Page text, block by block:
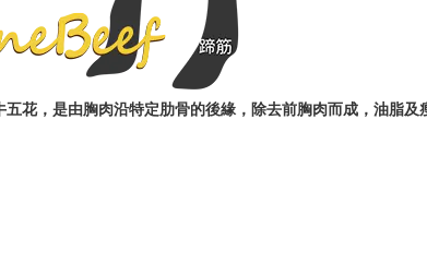
五花，是由胸肉沿特定肋骨的後緣，除去前胸肉而成，油脂及